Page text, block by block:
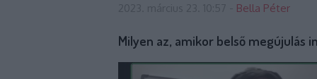
Bella Péter
Milyen az, amikor belső megújulás